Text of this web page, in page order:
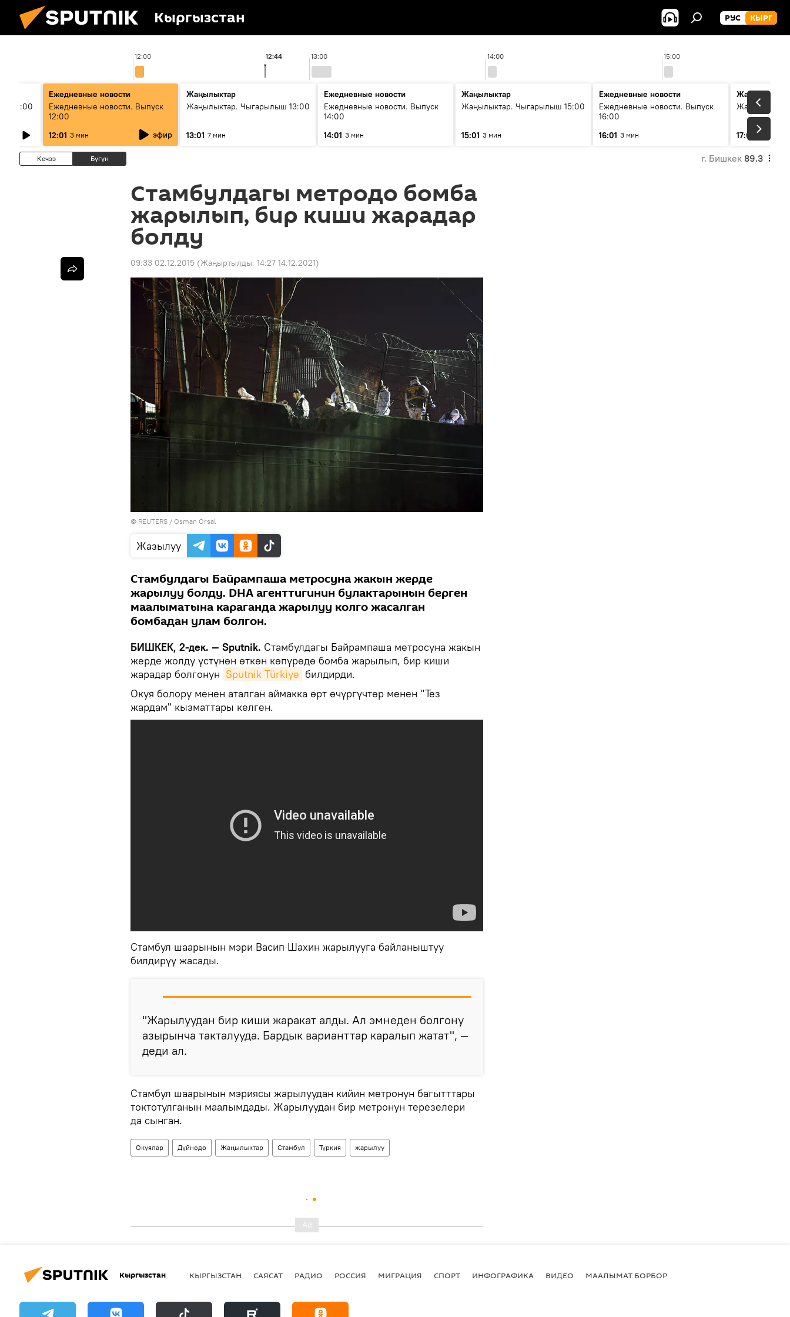
Кыргызстан РУС КЫРГ
12:00 13:00 14:00 15:00
12:44
11:00
Ежедневные новости
Ежедневные новости. Выпуск
12:00
12:01 3 мин эфир
Жаңылыктар
Жаңылыктар. Чыгарылыш 13:00
13:01 7 мин
Ежедневные новости
Ежедневные новости. Выпуск
14:00
14:01 3 мин
Жаңылыктар
Жаңылыктар. Чыгарылыш 15:00
15:01 3 мин
Ежедневные новости
Ежедневные новости. Выпуск
16:00
16:01 3 мин
Жаңылыктар
17:01 5 мин
Кечээ Бүгүн г. Бишкек 89.3
Стамбулдагы метродо бомба
жарылып, бир киши жарадар
болду
09:33 02.12.2015 (Жаңыртылды: 14:27 14.12.2021)
© REUTERS / Osman Orsal
Жазылуу
Стамбулдагы Байрампаша метросуна жакын жерде
жарылуу болду. DHA агенттигинин булактарынын берген
маалыматына караганда жарылуу колго жасалган
бомбадан улам болгон.
БИШКЕК, 2-дек. — Sputnik. Стамбулдагы Байрампаша метросуна жакын
жерде жолду үстүнөн өткөн көпүрөдө бомба жарылып, бир киши
жарадар болгонун Sputnik Türkiye билдирди.
Окуя болору менен аталган аймакка өрт өчүргүчтөр менен "Тез
жардам" кызматтары келген.
Стамбул шаарынын мэри Васип Шахин жарылууга байланыштуу
билдирүү жасады.
"Жарылуудан бир киши жаракат алды. Ал эмнеден болгону
азырынча такталууда. Бардык варианттар каралып жатат", —
деди ал.
Стамбул шаарынын мэриясы жарылуудан кийин метронун багытттары
токтотулганын маалымдады. Жарылуудан бир метронун терезелери
да сынган.
Окуялар Дүйнөдө Жаңылыктар Стамбул Түркия жарылуу
Кыргызстан КЫРГЫЗСТАН САЯСАТ РАДИО РОССИЯ МИГРАЦИЯ СПОРТ ИНФОГРАФИКА ВИДЕО МААЛЫМАТ БОРБОР